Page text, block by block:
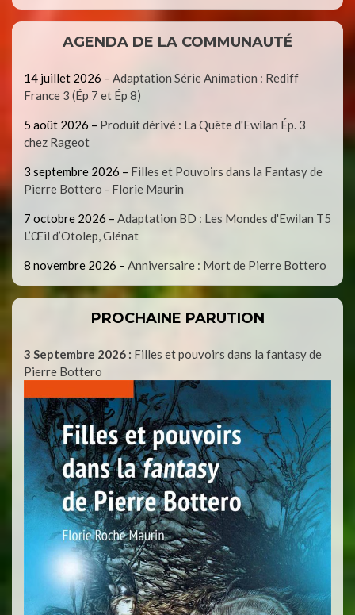
AGENDA DE LA COMMUNAUTÉ
14 juillet 2026 – Adaptation Série Animation : Rediff
France 3 (Ép 7 et Ép 8)
5 août 2026 – Produit dérivé : La Quête d'Ewilan Ép. 3
chez Rageot
3 septembre 2026 – Filles et Pouvoirs dans la Fantasy de
Pierre Bottero - Florie Maurin
7 octobre 2026 – Adaptation BD : Les Mondes d'Ewilan T5
L’Œil d’Otolep, Glénat
8 novembre 2026 – Anniversaire : Mort de Pierre Bottero
PROCHAINE PARUTION
3 Septembre 2026 : Filles et pouvoirs dans la fantasy de
Pierre Bottero